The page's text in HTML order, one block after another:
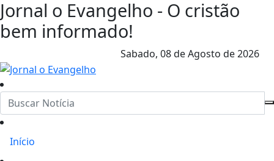
Jornal o Evangelho - O cristão
bem informado!
Sabado, 08 de Agosto de 2026
Início